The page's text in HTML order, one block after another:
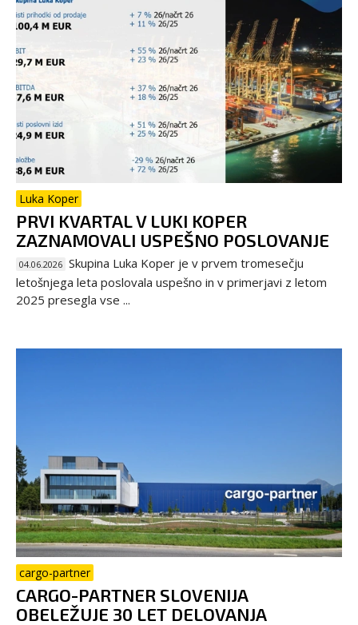
Luka Koper
PRVI KVARTAL V LUKI KOPER
ZAZNAMOVALI USPEŠNO POSLOVANJE
04.06.2026 Skupina Luka Koper je v prvem tromesečju
letošnjega leta poslovala uspešno in v primerjavi z letom
2025 presegla vse ...
cargo-partner
CARGO-PARTNER SLOVENIJA
OBELEŽUJE 30 LET DELOVANJA